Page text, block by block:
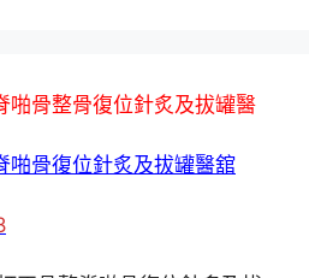
啪骨整骨復位針炙及拔罐醫
啪骨復位針炙及拔罐醫舘